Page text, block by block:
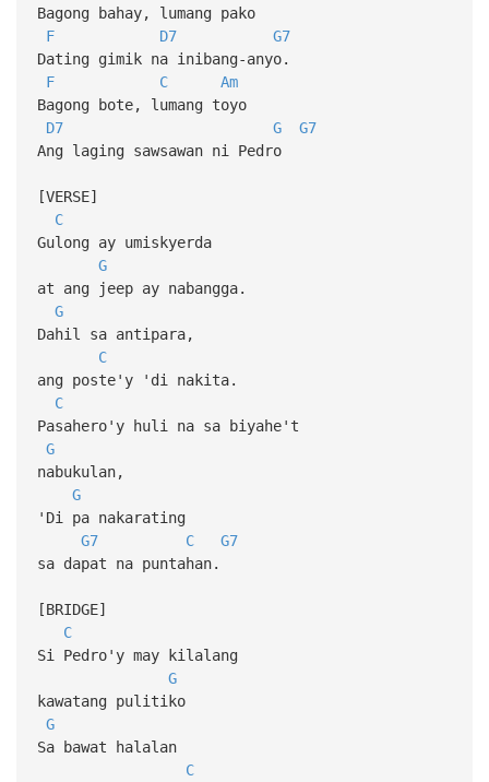
Bagong bahay, lumang pako
F
D7
G7
Dating gimik na inibang-anyo.
F
C
Am
Bagong bote, lumang toyo
D7
G
G7
Ang laging sawsawan ni Pedro
[VERSE]
C
Gulong ay umiskyerda
G
at ang jeep ay nabangga.
G
Dahil sa antipara,
C
ang poste'y 'di nakita.
C
Pasahero'y huli na sa biyahe't
G
nabukulan,
G
'Di pa nakarating
G7
C
G7
sa dapat na puntahan.
[BRIDGE]
C
Si Pedro'y may kilalang
G
kawatang pulitiko
G
Sa bawat halalan
C